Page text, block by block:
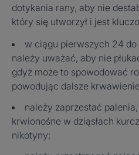
dotykania rany, aby nie
który się utworzył i jest
w ciągu pierwszych 24 do
należy uważać, aby nie
gdyż może to spowodować
powodując dalsze
należy zaprzestać
krwionośne w dziąsłach
nikotyny;